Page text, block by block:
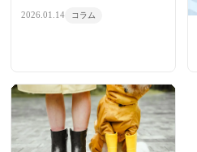
2026.01.14 コラム